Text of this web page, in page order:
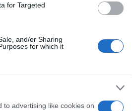
for Targeted
and/or Sharing
for which it
to advertising like cookies on